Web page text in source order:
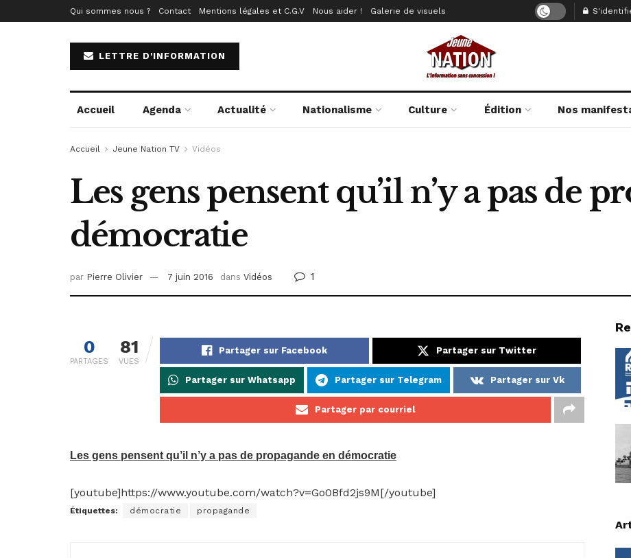
Qui sommes nous ? Contact Mentions légales et C.G.V Nous aider ! Galerie de visuels
LETTRE D'INFORMATION
Accueil Agenda Actualité Nationalisme Culture Édition Nos
Accueil Jeune Nation TV Vidéos
Les gens pensent qu’il n’y a pas de
démocratie
par Pierre Olivier 7 juin 2016 dans Vidéos 1
0
PARTAGES
81
VUES
Partager sur Facebook Partager sur Twitter
Partager sur Whatsapp Partager sur Telegram Partager sur Vk
Partager par courriel
Les gens pensent qu’il n’y a pas de propagande en démocratie
[youtube]https://www.youtube.com/watch?v=Go0Bfd2js9M[/youtube]
Étiquettes: démocratie propagande